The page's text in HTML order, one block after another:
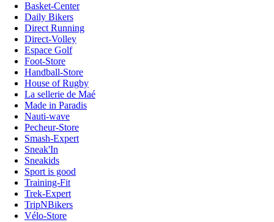
Basket-Center
Daily Bikers
Direct Running
Direct-Volley
Espace Golf
Foot-Store
Handball-Store
House of Rugby
La sellerie de Maé
Made in Paradis
Nauti-wave
Pecheur-Store
Smash-Expert
Sneak'In
Sneakids
Sport is good
Training-Fit
Trek-Expert
TripNBikers
Vélo-Store